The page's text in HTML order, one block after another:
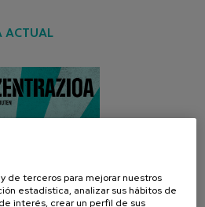
ACTUAL
de terceros para mejorar nuestros
estadística, analizar sus hábitos de
interés, crear un perfil de sus